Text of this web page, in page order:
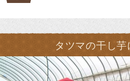
タツマの干し芋